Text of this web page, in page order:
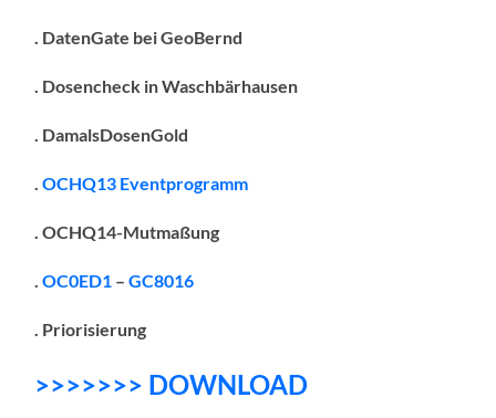
. DatenGate bei GeoBernd
. Dosencheck in Waschbärhausen
. DamalsDosenGold
.OCHQ13 Eventprogramm
. OCHQ14-Mutmaßung
.OC0ED1 –GC8016
. Priorisierung
>>>>>>> DOWNLOAD